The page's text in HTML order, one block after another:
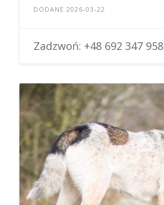
DODANE 2026-03-22
Zadzwoń: +48 692 347 958